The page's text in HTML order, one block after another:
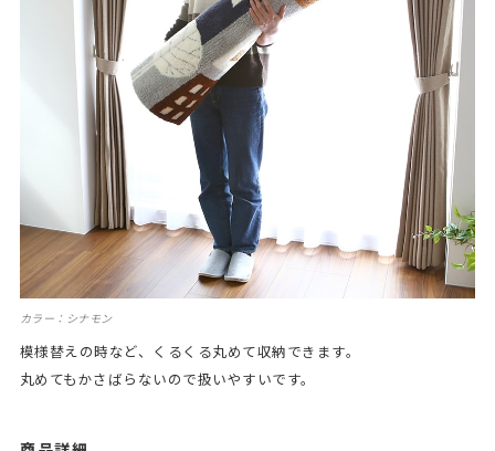
カラー：シナモン
模様替えの時など、くるくる丸めて収納できます。
丸めてもかさばらないので扱いやすいです。